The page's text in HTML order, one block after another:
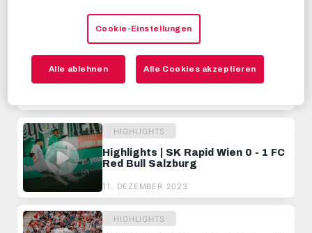
HIGHLIGHTS
Highlights | FC Red Bull Salzburg 1
HIGHLIGHTS
Highlights | SK Rapid Wien 0 - 1 FC
Red Bull Salzburg
11. DEZEMBER 2023
HIGHLIGHTS
Cookie-Einstellungen
Alle ablehnen Alle Cookies akzeptieren